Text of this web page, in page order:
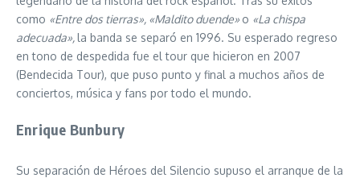
como «Entre dos tierras», «Maldito duende» o «La chispa
adecuada»,la banda se separó en 1996. Su esperado regreso
en tono de despedida fue el tour que hicieron en 2007
(Bendecida Tour), que puso punto y final a muchos años de
conciertos, música y fans por todo el mundo.
Enrique Bunbury
Su separación de Héroes del Silencio supuso el arranque de la